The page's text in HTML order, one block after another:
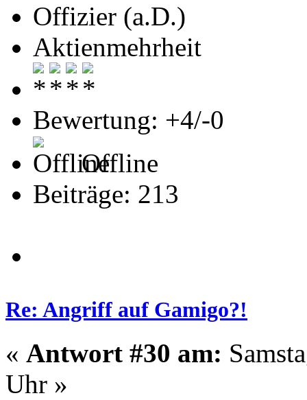
Offizier (a.D.)
Aktienmehrheit
Bewertung: +4/-0
Offline
Beiträge: 213
Re: Angriff auf Gamigo?!
« Antwort #30 am:
Uhr »